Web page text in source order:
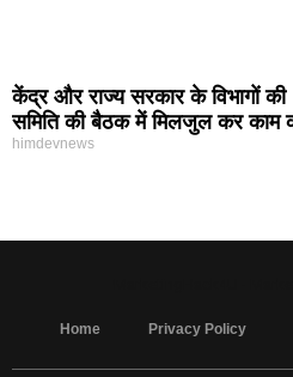
केंद्र और राज्य सरकार के विभागों
समिति की बैठक में मिलजुल कर काम
himdevnews
Home Privacy Policy